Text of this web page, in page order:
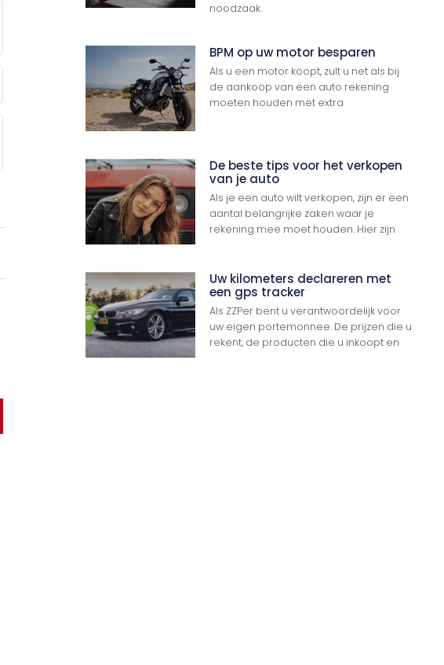
noodzaak.
BPM op uw motor besparen
Als u een motor koopt, zult u net als bij
de aankoop van een auto rekening
moeten houden met extra
De beste tips voor het verkopen
van je auto
Als je een auto wilt verkopen, zijn er een
aantal belangrijke zaken waar je
rekening mee moet houden. Hier zijn
Uw kilometers declareren met
een gps tracker
Als ZZPer bent u verantwoordelijk voor
uw eigen portemonnee. De prijzen die u
rekent, de producten die u inkoopt en